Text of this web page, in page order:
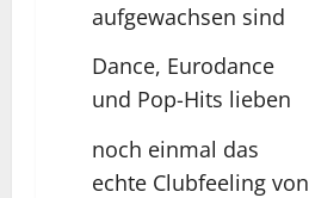
aufgewachsen sind
Dance, Eurodance
und Pop-Hits lieben
noch einmal das
echte Clubfeeling von